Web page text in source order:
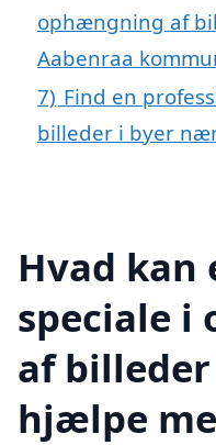
ophængning af
Aabenraa
7) Find en
billeder i byer
Hvad kan
speciale i
af
hjælpe